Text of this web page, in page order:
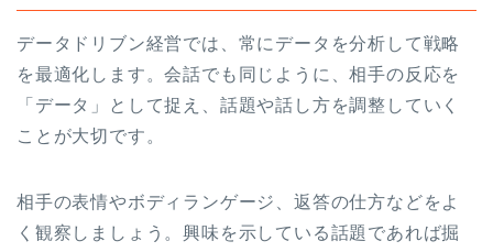
データドリブン経営では、常にデータを分析して戦略
を最適化します。会話でも同じように、相手の反応を
「データ」として捉え、話題や話し方を調整していく
ことが大切です。
相手の表情やボディランゲージ、返答の仕方などをよ
く観察しましょう。興味を示している話題であれば掘